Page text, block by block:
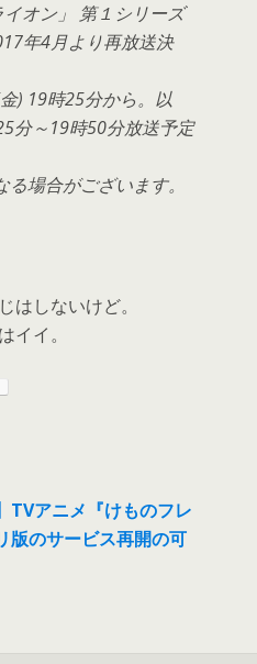
イオン」 第１シリーズ
年4月より再放送決
) 19時25分から。以
分～19時50分放送予定
場合がございます。
はしないけど。
イイ。
TVアニメ『けものフレ
版のサービス再開の可